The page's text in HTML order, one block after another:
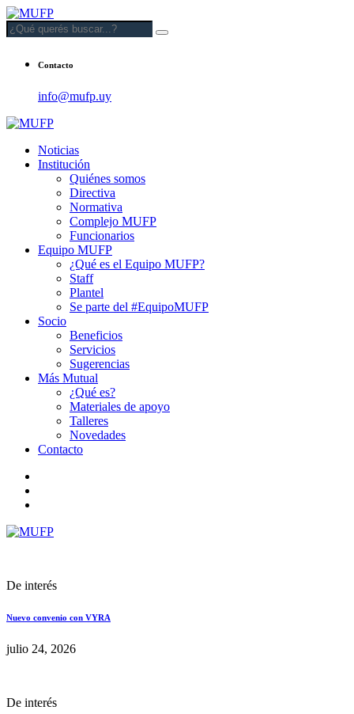
Contacto
info@mufp.uy
Noticias
Institución
Quiénes somos
Directiva
Normativa
Complejo MUFP
Funcionarios
Equipo MUFP
¿Qué es el Equipo MUFP?
Staff
Plantel
Se parte del #EquipoMUFP
Socio
Beneficios
Servicios
Sugerencias
Más Mutual
¿Qué es?
Materiales de apoyo
Talleres
Novedades
Contacto
De interés
Nuevo convenio con VYRA
julio 24, 2026
De interés